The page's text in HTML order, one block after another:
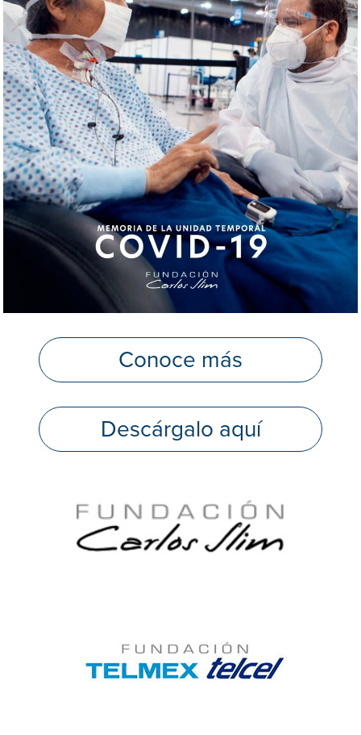
Conoce más
Descárgalo aquí